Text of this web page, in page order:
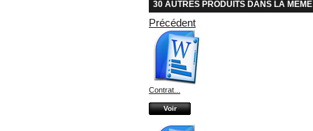
30 AUTRES PRODUITS DANS LA
Précédent
Contrat...
Voir